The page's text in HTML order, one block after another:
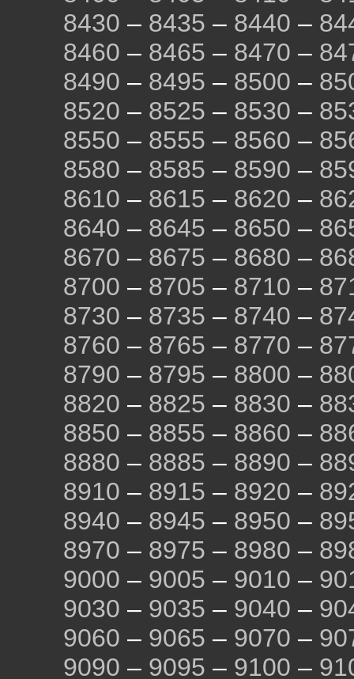
8430 – 8435 – 8440 –
8460 – 8465 – 8470 –
8490 – 8495 – 8500 –
8520 – 8525 – 8530 –
8550 – 8555 – 8560 –
8580 – 8585 – 8590 –
8610 – 8615 – 8620 –
8640 – 8645 – 8650 –
8670 – 8675 – 8680 –
8700 – 8705 – 8710 –
8730 – 8735 – 8740 –
8760 – 8765 – 8770 –
8790 – 8795 – 8800 –
8820 – 8825 – 8830 –
8850 – 8855 – 8860 –
8880 – 8885 – 8890 –
8910 – 8915 – 8920 –
8940 – 8945 – 8950 –
8970 – 8975 – 8980 –
9000 – 9005 – 9010 –
9030 – 9035 – 9040 –
9060 – 9065 – 9070 –
9090 – 9095 – 9100 –